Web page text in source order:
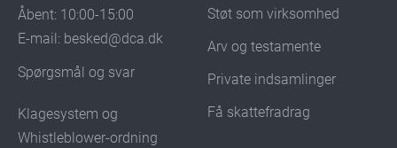
Åbent: 10:00-15:00
E-mail: besked@dca.dk
Spørgsmål og svar
Klagesystem og
Whistleblower-ordning
Støt som virksomhed
Arv og testamente
Private indsamlinger
Få skattefradrag